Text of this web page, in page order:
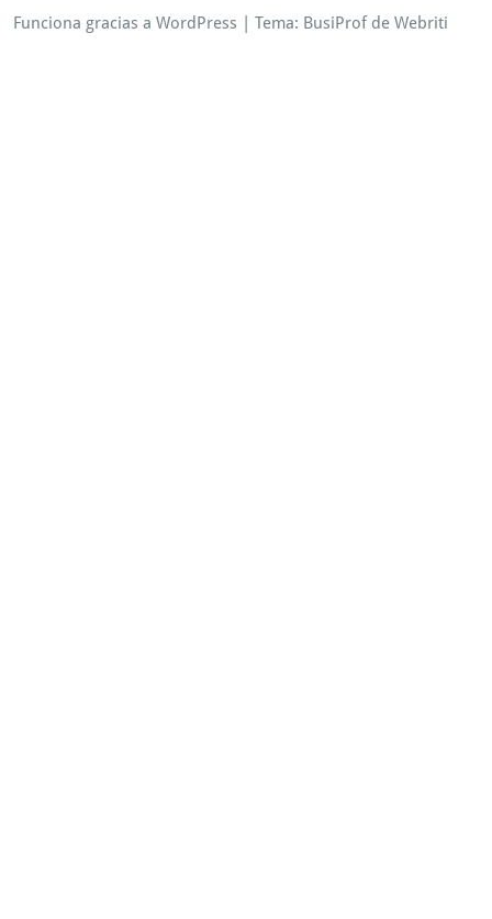
Funciona gracias a WordPress | Tema: BusiProf de Webriti